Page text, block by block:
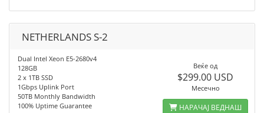
NETHERLANDS S-2
Dual Intel Xeon E5-2680v4
128GB
2 x 1TB SSD
1Gbps Uplink Port
50TB Monthly Bandwidth
100% Uptime Guarantee
Веќе од
$299.00 USD
Месечно
НАРАЧАЈ ВЕДНАШ